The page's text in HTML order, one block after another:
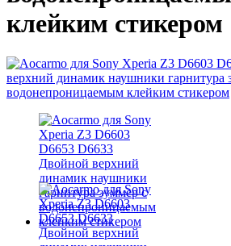
клейким стикером